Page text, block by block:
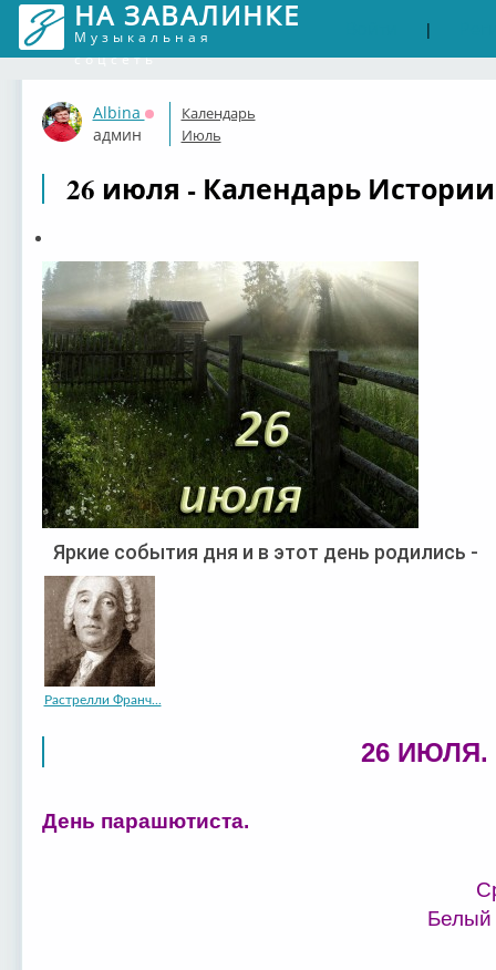
НА ЗАВАЛИНКЕ
Музыкальная
соцсеть
|
Albina
Оффлайн
админ
Календарь
Июль
26 июля - Календарь
Яркие события дня и в этот день родились -
Растрелли Франч...
26 ИЮЛЯ.
День парашютиста.
Белый